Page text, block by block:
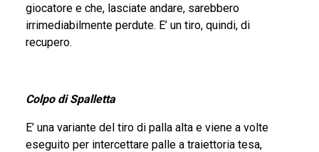
giocatore e che, lasciate andare, sarebbero
irrimediabilmente perdute. E’ un tiro, quindi, di
recupero.
Colpo di Spalletta
E’ una variante del tiro di palla alta e viene a volte
eseguito per intercettare palle a traiettoria tesa,